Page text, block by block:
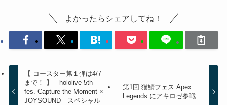
よかったらシェアしてね！
【 コースター第１弾は4/7
まで！ 】 hololive 5th
fes. Capture the Moment ×
JOYSOUND スペシャル
第1回 猫鯖フェス Apex
Legends にアキロゼ参戦